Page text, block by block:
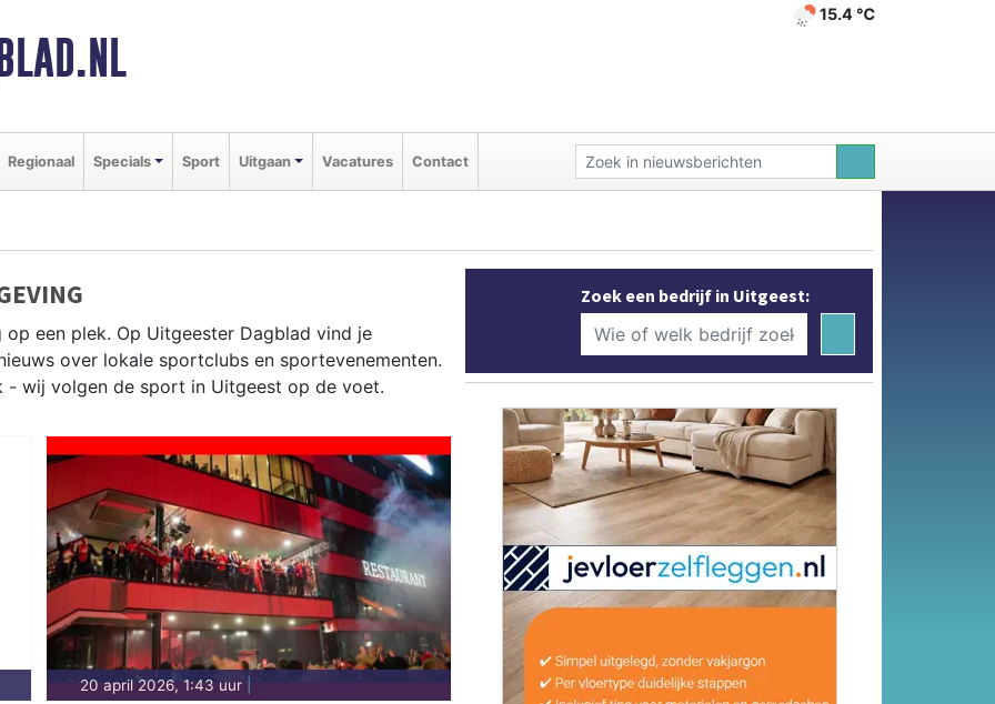
15.4 ℃
Regionaal Specials Sport Uitgaan Vacatures Contact
een plek. Op Uitgeester Dagblad vind je
over lokale sportclubs en sportevenementen.
- wij volgen de sport in Uitgeest op de voet.
op het Uitgeestermeer en fietsen langs de
en actief. Blijf op de hoogte van alle sportieve
20 april 2026, 1:43 uur|
Zoek een bedrijf in Uitgeest: